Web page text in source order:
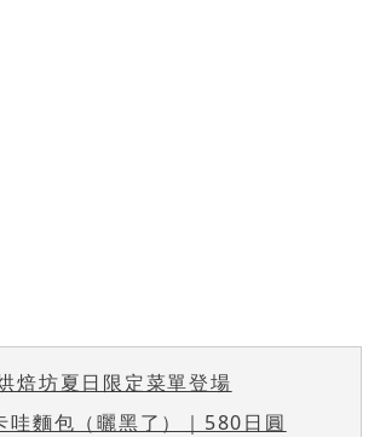
焙坊夏日限定菜單登場
哇麵包（曬黑了）｜580日圓